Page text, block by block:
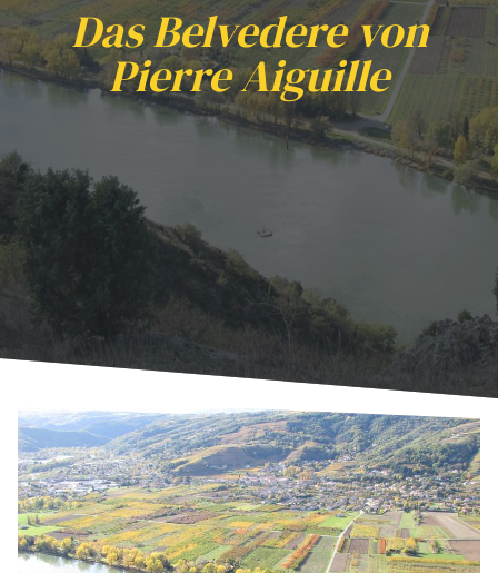
Das Belvedere von
Pierre Aiguille